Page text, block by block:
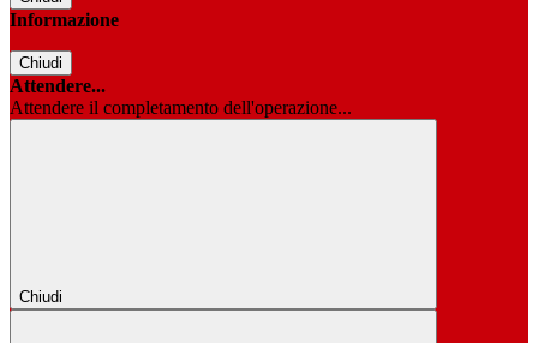
Informazione
Chiudi
Attendere...
Attendere il completamento dell'operazione...
Chiudi